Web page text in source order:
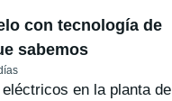
con tecnología de
sabemos
en la planta de